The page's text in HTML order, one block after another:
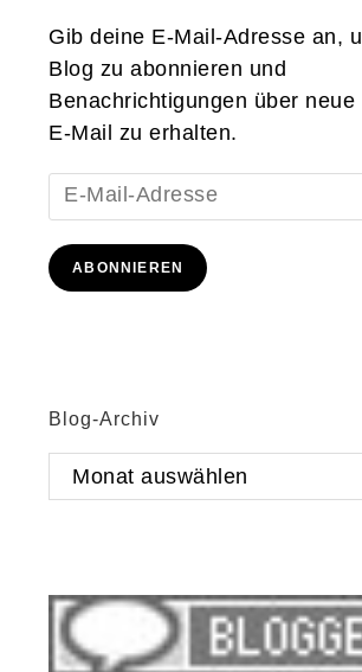
Gib deine E-Mail-Adresse an,
Blog zu abonnieren und
Benachrichtigungen über
E-Mail zu erhalten.
E-
Mail-
Adresse
ABONNIEREN
Blog-Archiv
Blog-
Archiv